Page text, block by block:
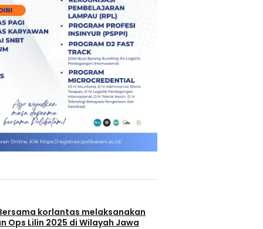
korlantas melaksanakan
Ops Lilin 2025 di Wilayah Jawa